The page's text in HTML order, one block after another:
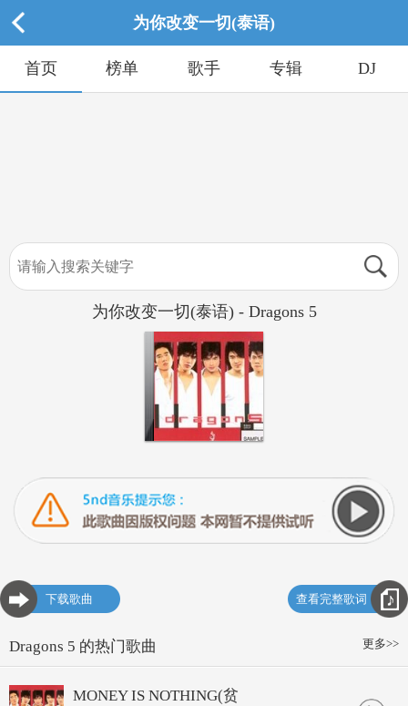
为你改变一切(泰语)
首页 榜单 歌手 专辑 DJ
为你改变一切(泰语) - Dragons 5
下载歌曲 查看完整歌词
更多>>
Dragons 5 的热门歌曲
MONEY IS NOTHING(贫